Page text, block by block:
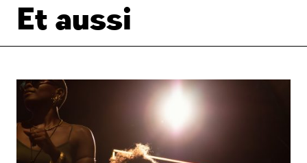
Et aussi